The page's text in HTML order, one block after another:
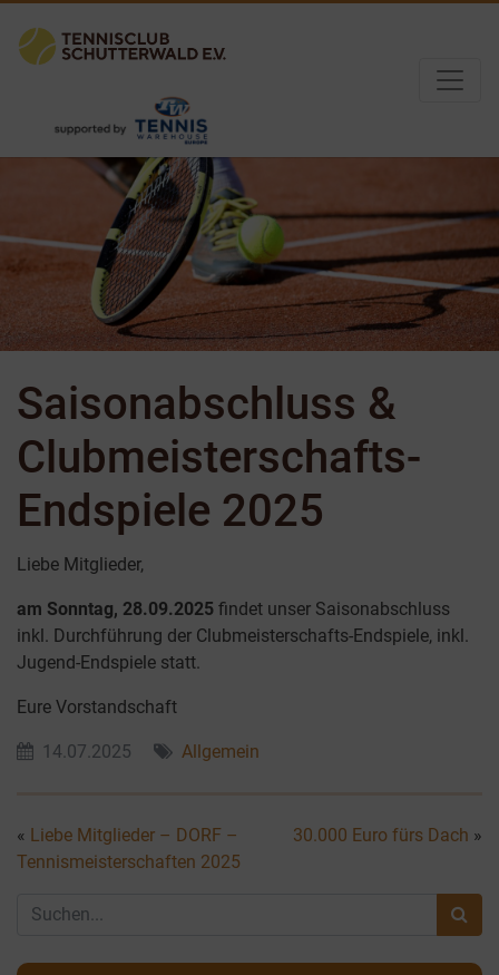
Saisonabschluss &
Clubmeisterschafts-
Endspiele 2025
Liebe Mitglieder,
am Sonntag, 28.09.2025 findet unser Saisonabschluss
inkl. Durchführung der Clubmeisterschafts-Endspiele, inkl.
Jugend-Endspiele statt.
Eure Vorstandschaft
14.07.2025 Allgemein
« Liebe Mitglieder – DORF –
Tennismeisterschaften 2025
30.000 Euro fürs Dach »